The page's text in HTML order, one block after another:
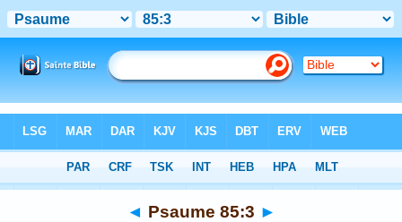
Chapitre 85> Verset 3
◄ Psaume 85:3 ►